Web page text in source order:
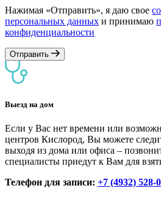
Нажимая «Отправить», я даю свое
персональных данных и принимаю
конфиденциальности
Отправить
Выезд на дом
Если у Вас нет времени или
центров Кислород, Вы можете
выходя из дома или офиса –
специалисты приедут к Вам для
Телефон для записи: +7 (4932) 528-